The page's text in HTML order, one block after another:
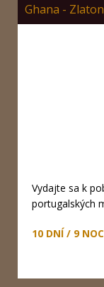
Ghana -
Vydajte sa k
portugalských
10 DNÍ / 9